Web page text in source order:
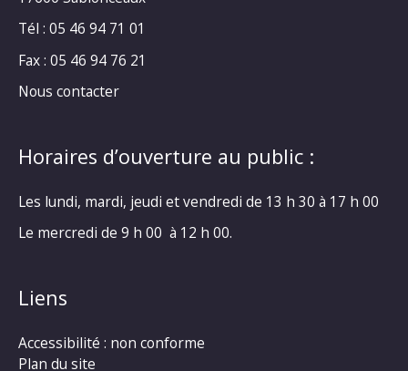
Tél : 05 46 94 71 01
Fax : 05 46 94 76 21
Nous contacter
Horaires d’ouverture au public :
Les lundi, mardi, jeudi et vendredi de 13 h 30 à 17 h 00
Le mercredi de 9 h 00 à 12 h 00.
Liens
Accessibilité : non conforme
Plan du site